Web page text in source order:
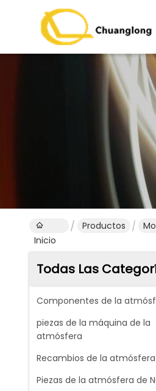
Inicio
Productos
Todas Las
Componentes de la
piezas de la máquina de la
atmósfera
Recambios de la atmósfera
Piezas de la atmósfera de